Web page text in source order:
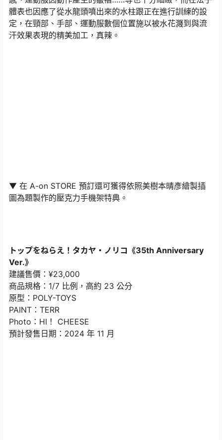
體表也因應了從水龍頭噴出來的水柱跟正在進行訓練的設
定，在頸部、手部、運動服數個位置施以被水花濺到與流
汗效果表現的精美加工，真辣。
▼ 在 A-on STORE 預訂還可獲得依照美樹本晴彥繪製插
圖為題製作的壓克力手機架特典。
トップをねらえ！タカヤ・ノリコ《35th Anniversary
Ver.》
建議售價：¥23,000
商品規格：1/7 比例，高約 23 公分
原型：POLY-TOYS
PAINT：TERR
Photo：HI！ CHEESE
預計發售日期：2024 年 11 月